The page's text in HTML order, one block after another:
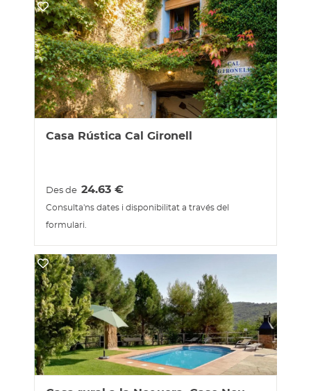
Casa Rústica Cal Gironell
Des de 24.63€
Consulta'ns dates i disponibilitat a través del
formulari.